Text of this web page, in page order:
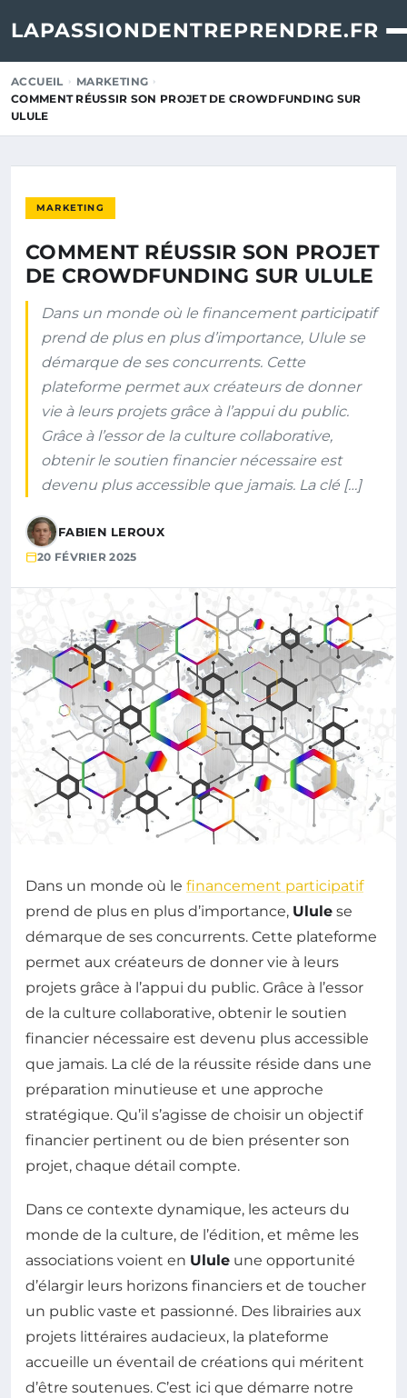
LAPASSIONDENTREPRENDRE.FR
ACCUEIL
MARKETING
COMMENT RÉUSSIR SON PROJET DE CROWDFUNDING SUR
ULULE
MARKETING
COMMENT RÉUSSIR SON PROJET
DE CROWDFUNDING SUR ULULE
Dans un monde où le financement participatif
prend de plus en plus d’importance, Ulule se
démarque de ses concurrents. Cette
plateforme permet aux créateurs de donner
vie à leurs projets grâce à l’appui du public.
Grâce à l’essor de la culture collaborative,
obtenir le soutien financier nécessaire est
devenu plus accessible que jamais. La clé […]
FABIEN LEROUX
20 FÉVRIER 2025
Dans un monde où le financement participatif
prend de plus en plus d’importance, Ulule se
démarque de ses concurrents. Cette plateforme
permet aux créateurs de donner vie à leurs
projets grâce à l’appui du public. Grâce à l’essor
de la culture collaborative, obtenir le soutien
financier nécessaire est devenu plus accessible
que jamais. La clé de la réussite réside dans une
préparation minutieuse et une approche
stratégique. Qu’il s’agisse de choisir un objectif
financier pertinent ou de bien présenter son
projet, chaque détail compte.
Dans ce contexte dynamique, les acteurs du
monde de la culture, de l’édition, et même les
associations voient en Ulule une opportunité
d’élargir leurs horizons financiers et de toucher
un public vaste et passionné. Des librairies aux
projets littéraires audacieux, la plateforme
accueille un éventail de créations qui méritent
d’être soutenues. C’est ici que démarre notre